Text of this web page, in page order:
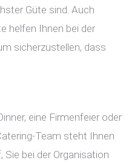
Güte sind. Auch
helfen Ihnen bei der
sicherzustellen, dass
eine Firmenfeier oder
Team steht Ihnen
Sie bei der Organisation